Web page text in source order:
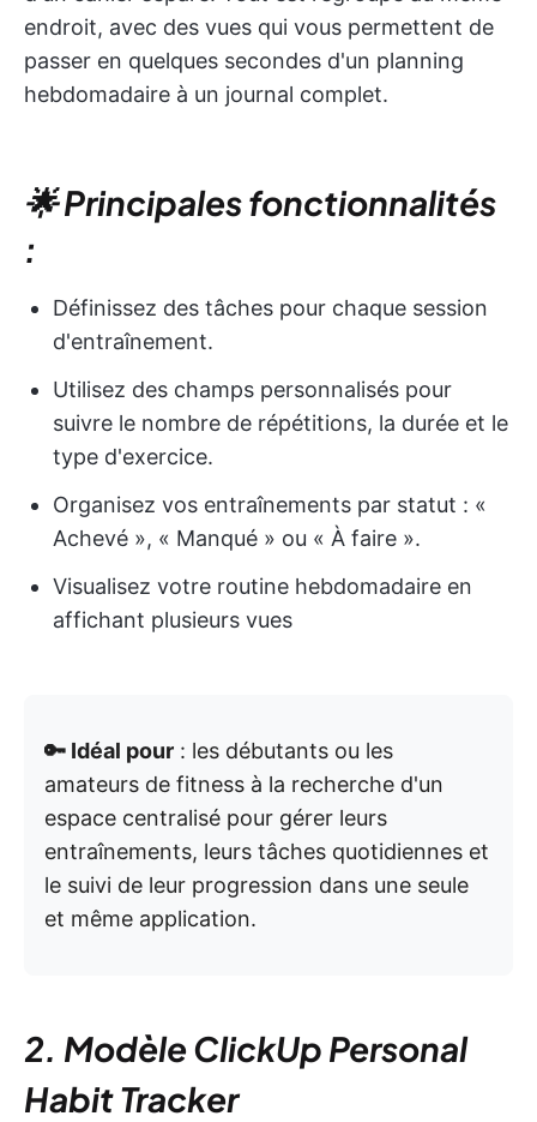
endroit, avec des vues qui vous permettent de
passer en quelques secondes d'un planning
hebdomadaire à un journal complet.
🌟 Principales fonctionnalités
:
Définissez des tâches pour chaque session
d'entraînement.
Utilisez des champs personnalisés pour
suivre le nombre de répétitions, la durée et le
type d'exercice.
Organisez vos entraînements par statut : «
Achevé », « Manqué » ou « À faire ».
Visualisez votre routine hebdomadaire en
affichant plusieurs vues
🔑 Idéal pour : les débutants ou les
amateurs de fitness à la recherche d'un
espace centralisé pour gérer leurs
entraînements, leurs tâches quotidiennes et
le suivi de leur progression dans une seule
et même application.
2. Modèle ClickUp Personal
Habit Tracker